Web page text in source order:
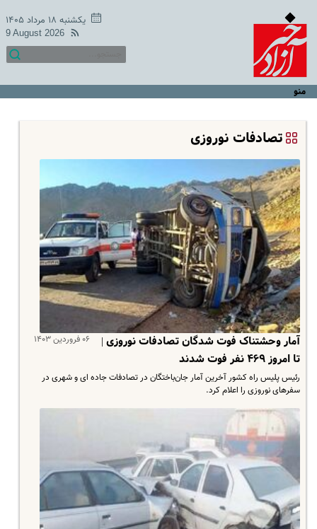
یکشنبه ۱۸ مرداد ۱۴۰۵
9 August 2026
منو
تصادفات نوروزی
۰۶ فروردین ۱۴۰۳
آمار وحشتناک فوت شدگان تصادفات نوروزی |
تا امروز ۴۶۹ نفر فوت شدند
رئیس پلیس راه کشور آخرین آمار جان‌باختگان در تصادفات جاده ای و شهری در
سفرهای نوروزی را اعلام کرد.